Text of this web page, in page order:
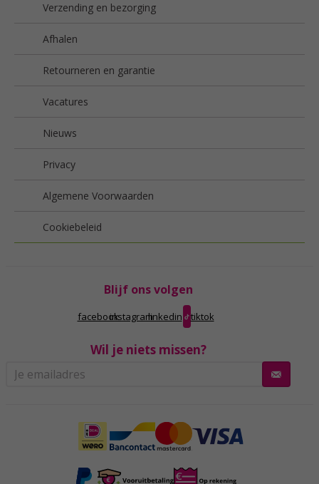
Verzending en bezorging
Afhalen
Retourneren en garantie
Vacatures
Nieuws
Privacy
Algemene Voorwaarden
Cookiebeleid
Blijf ons volgen
facebookinstagramlinkedin tiktok
Wil je niets missen?